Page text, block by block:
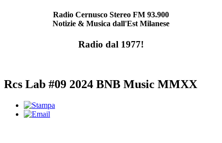
Radio Cernusco Stereo FM 93.900
Notizie & Musica dall'Est Milanese
Radio dal 1977!
Rcs Lab #09 2024 BNB Music MMXX